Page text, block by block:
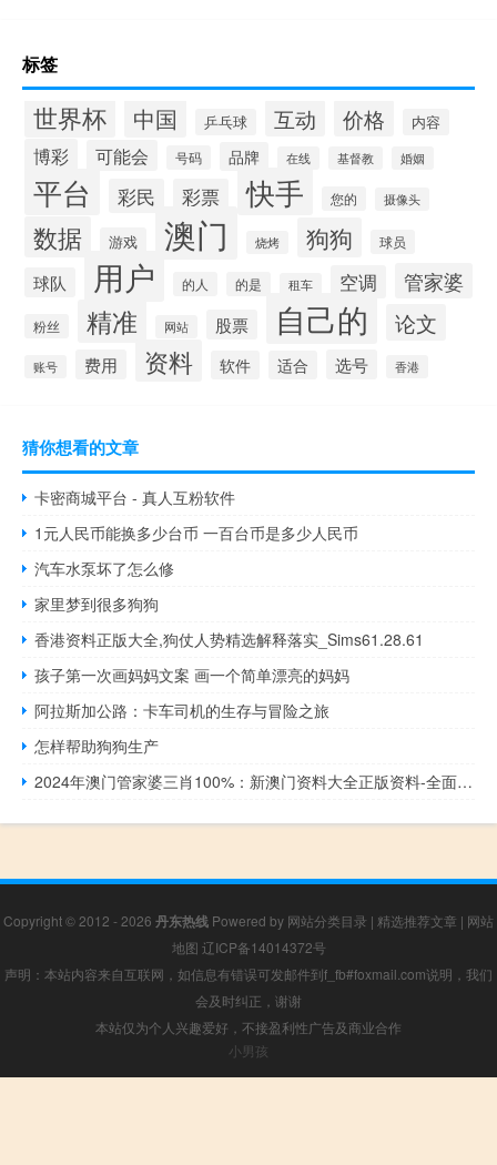
标签
世界杯 中国 乒乓球 互动 价格 内容
博彩 可能会 号码 品牌 在线 基督教 婚姻
平台 彩民 彩票 快手 您的 摄像头
数据 游戏 澳门 烧烤 狗狗 球员
球队 用户 的人 的是 租车 空调 管家婆
粉丝 精准 网站 股票 自己的 论文
账号 费用 资料 软件 适合 选号 香港
猜你想看的文章
卡密商城平台 - 真人互粉软件
1元人民币能换多少台币 一百台币是多少人民币
汽车水泵坏了怎么修
家里梦到很多狗狗
香港资料正版大全,狗仗人势精选解释落实_Sims61.28.61
孩子第一次画妈妈文案 画一个简单漂亮的妈妈
阿拉斯加公路：卡车司机的生存与冒险之旅
怎样帮助狗狗生产
2024年澳门管家婆三肖100%：新澳门资料大全正版资料-全面的最佳解答-515.CC.3
Copyright © 2012 - 2026 丹东热线 Powered by 网站分类目录 | 精选推荐文章 | 网站
地图 辽ICP备14014372号
声明：本站内容来自互联网，如信息有错误可发邮件到f_fb#foxmail.com说明，我们
会及时纠正，谢谢
本站仅为个人兴趣爱好，不接盈利性广告及商业合作
小男孩